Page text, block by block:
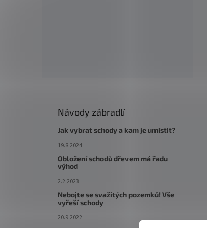
Návody zábradlí
Jak vybrat schody a kam je umístit?
19.8.2024
Obložení schodů dřevem má řadu
výhod
2.2.2023
Nebojte se svažitých pozemků! Vše
vyřeší schody
20.9.2022